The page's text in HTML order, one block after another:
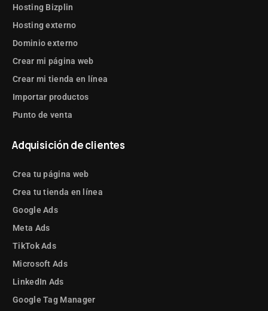
Hosting Bizplin
Hosting externo
Dominio externo
Crear mi página web
Crear mi tienda en línea
Importar productos
Punto de venta
Adquisición de clientes
Crea tu página web
Crea tu tienda en línea
Google Ads
Meta Ads
TikTok Ads
Microsoft Ads
LinkedIn Ads
Google Tag Manager